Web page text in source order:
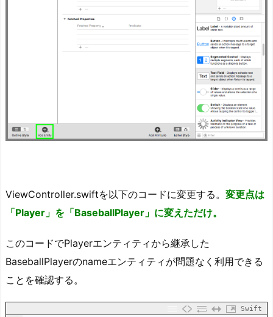
ViewController.swiftを以下のコードに変更する。 変更点は
「Player」を「BaseballPlayer」に変えただけ。
このコードでPlayerエンティティから継承した
BaseballPlayerのnameエンティティが問題なく利用できる
ことを確認する。
Swift